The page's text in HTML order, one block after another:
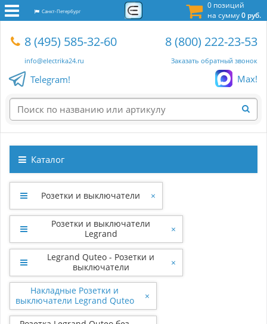
0 позиций
на сумму0 руб.
Санкт-Петербург
8 (495) 585-32-60
info@electrika24.ru
8 (800) 222-23-53
Заказать обратный звонок
Telegram! Max!
Каталог
Розетки и выключатели ×
Розетки и выключатели
Legrand
×
Legrand Quteo - Розетки и
выключатели
×
Накладные Розетки и
выключатели Legrand Quteo
Дерево
×